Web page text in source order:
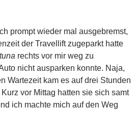
prompt wieder mal ausgebremst,
der Travellift zugeparkt hatte
rechts vor mir weg zu
nicht ausparken konnte. Naja,
Wartezeit kam es auf drei Stunden
vor Mittag hatten sie sich samt
ich machte mich auf den Weg